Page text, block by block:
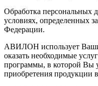
Обработка персональных
условиях, определенных
Федерации.
АВИЛОН использует
оказать необходимые
программы, в которой Вы
приобретения продукции